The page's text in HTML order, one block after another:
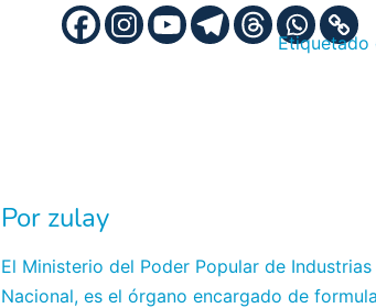
Etiquetado
Por zulay
El Ministerio del Poder Popular de
Nacional, es el órgano encargado de